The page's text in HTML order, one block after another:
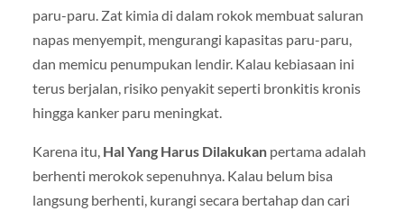
paru-paru. Zat kimia di dalam rokok membuat saluran
napas menyempit, mengurangi kapasitas paru-paru,
dan memicu penumpukan lendir. Kalau kebiasaan ini
terus berjalan, risiko penyakit seperti bronkitis kronis
hingga kanker paru meningkat.
Karena itu, Hal Yang Harus Dilakukanpertama adalah
berhenti merokok sepenuhnya. Kalau belum bisa
langsung berhenti, kurangi secara bertahap dan cari